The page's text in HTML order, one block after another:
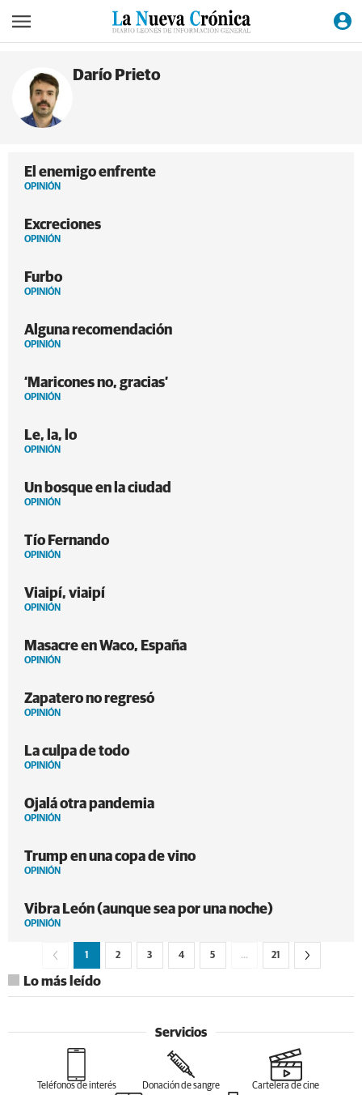
Darío Prieto
El enemigo enfrente
OPINIÓN
Excreciones
OPINIÓN
Furbo
OPINIÓN
Alguna recomendación
OPINIÓN
‘Maricones no, gracias’
OPINIÓN
Le, la, lo
OPINIÓN
Un bosque en la ciudad
OPINIÓN
Tío Fernando
OPINIÓN
Viaipí, viaipí
OPINIÓN
Masacre en Waco, España
OPINIÓN
Zapatero no regresó
OPINIÓN
La culpa de todo
OPINIÓN
Ojalá otra pandemia
OPINIÓN
Trump en una copa de vino
OPINIÓN
Vibra León (aunque sea por una noche)
OPINIÓN
1 2 3 4 5 … 21
Lo más leído
Servicios
Teléfonos de interés Donación de sangre Cartelera de cine